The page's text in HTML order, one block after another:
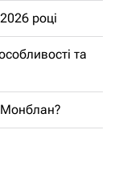
році
та